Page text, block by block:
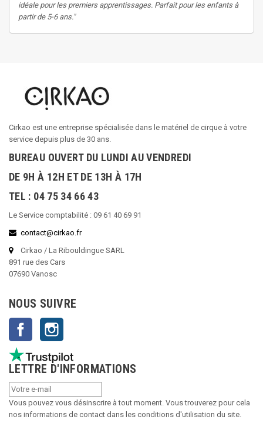
idéale pour les premiers apprentissages. Parfait pour les enfants à
partir de 5-6 ans."
Cirkao est une entreprise spécialisée dans le matériel de cirque à votre
service depuis plus de 30 ans.
BUREAU OUVERT DU LUNDI AU VENDREDI
DE 9H À 12H ET DE 13H À 17H
TEL : 04 75 34 66 43
Le Service comptabilité : 09 61 40 69 91
contact@cirkao.fr
Cirkao / La Ribouldingue SARL
891 rue des Cars
07690 Vanosc
NOUS SUIVRE
Facebook
LETTRE D'INFORMATIONS
Vous pouvez vous désinscrire à tout moment. Vous trouverez pour cela
nos informations de contact dans les conditions d'utilisation du site.